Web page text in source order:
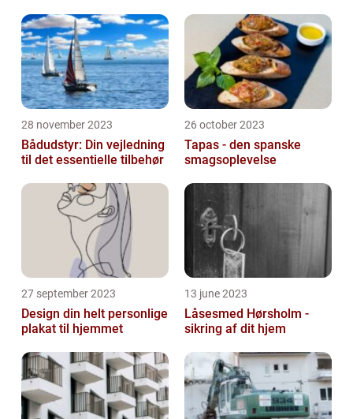
28 november 2023
Bådudstyr: Din vejledning
til det essentielle tilbehør
26 october 2023
Tapas - den spanske
smagsoplevelse
27 september 2023
Design din helt personlige
plakat til hjemmet
13 june 2023
Låsesmed Hørsholm -
sikring af dit hjem